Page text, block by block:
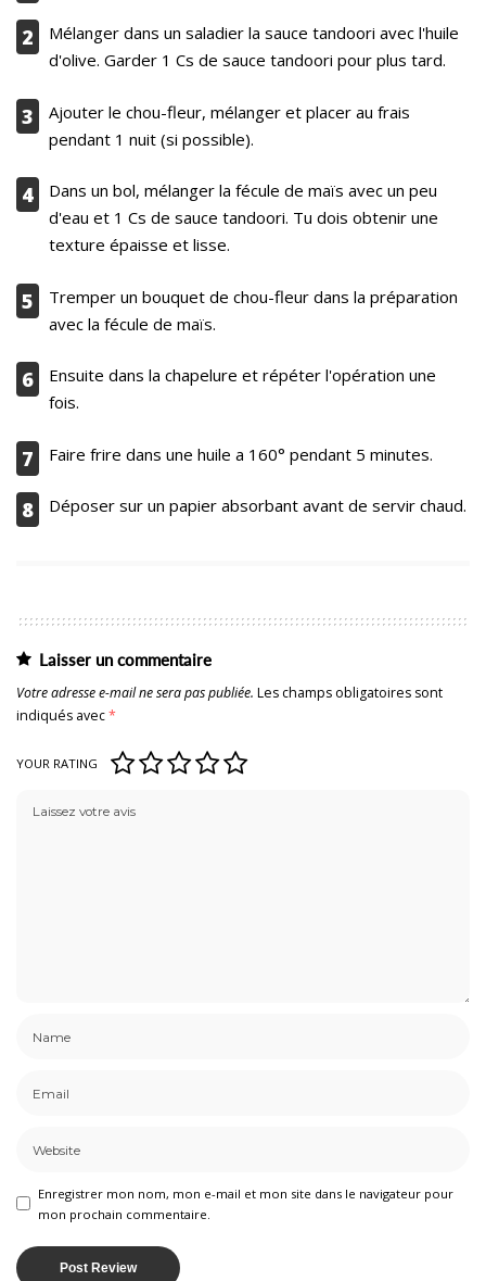
2
Mélanger dans un saladier la sauce tandoori avec l'huile
d'olive. Garder 1 Cs de sauce tandoori pour plus tard.
3
Ajouter le chou-fleur, mélanger et placer au frais
pendant 1 nuit (si possible).
4
Dans un bol, mélanger la fécule de maïs avec un peu
d'eau et 1 Cs de sauce tandoori. Tu dois obtenir une
texture épaisse et lisse.
5
Tremper un bouquet de chou-fleur dans la préparation
avec la fécule de maïs.
6
Ensuite dans la chapelure et répéter l'opération une
fois.
7 Faire frire dans une huile a 160° pendant 5 minutes.
8 Déposer sur un papier absorbant avant de servir chaud.
Laisser un commentaire
Votre adresse e-mail ne sera pas publiée. Les champs obligatoires sont
indiqués avec*
YOUR RATING
Enregistrer mon nom, mon e-mail et mon site dans le navigateur pour
mon prochain commentaire.